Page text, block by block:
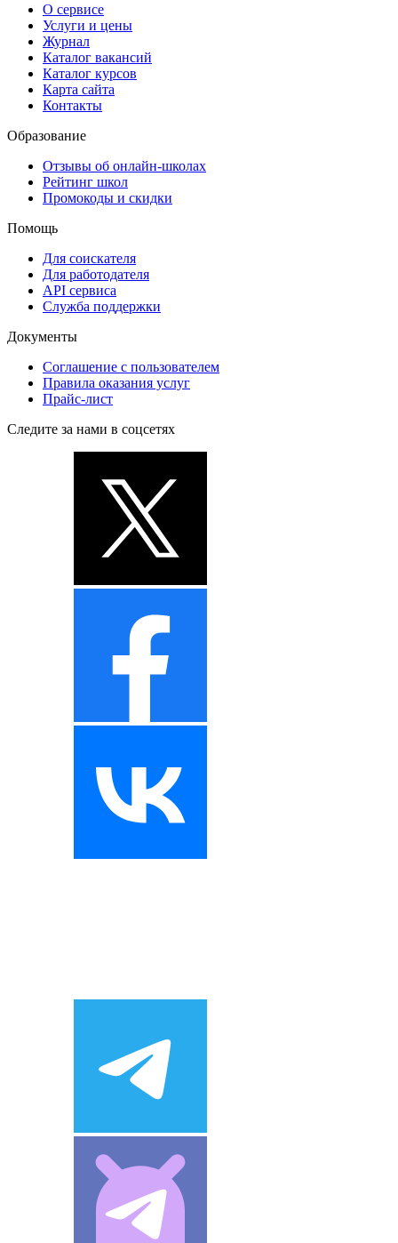
О сервисе
Услуги и цены
Журнал
Каталог вакансий
Каталог курсов
Карта сайта
Контакты
Образование
Отзывы об онлайн-школах
Рейтинг школ
Промокоды и скидки
Помощь
Для соискателя
Для работодателя
API сервиса
Служба поддержки
Документы
Соглашение с пользователем
Правила оказания услуг
Прайс-лист
Следите за нами в соцсетях